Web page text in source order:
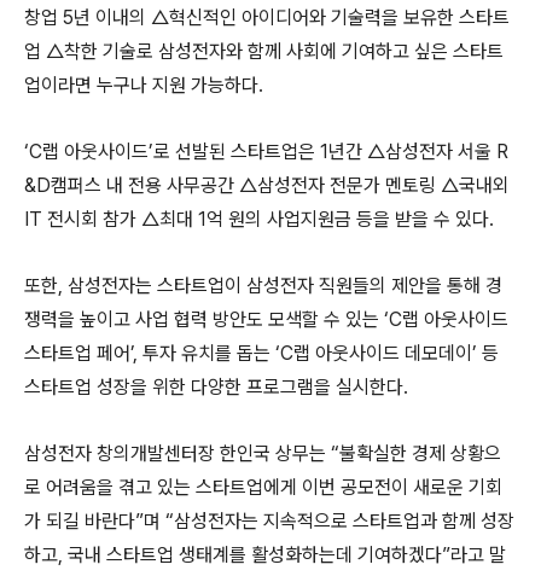
창업 5년 이내의 △혁신적인 아이디어와 기술력을 보유한 스타트
업 △착한 기술로 삼성전자와 함께 사회에 기여하고 싶은 스타트
업이라면 누구나 지원 가능하다.
‘C랩 아웃사이드’로 선발된 스타트업은 1년간 △삼성전자 서울 R
&D캠퍼스 내 전용 사무공간 △삼성전자 전문가 멘토링 △국내외
IT 전시회 참가 △최대 1억 원의 사업지원금 등을 받을 수 있다.
또한, 삼성전자는 스타트업이 삼성전자 직원들의 제안을 통해 경
쟁력을 높이고 사업 협력 방안도 모색할 수 있는 ‘C랩 아웃사이드
스타트업 페어’, 투자 유치를 돕는 ‘C랩 아웃사이드 데모데이’ 등
스타트업 성장을 위한 다양한 프로그램을 실시한다.
삼성전자 창의개발센터장 한인국 상무는 “불확실한 경제 상황으
로 어려움을 겪고 있는 스타트업에게 이번 공모전이 새로운 기회
가 되길 바란다”며 “삼성전자는 지속적으로 스타트업과 함께 성장
하고, 국내 스타트업 생태계를 활성화하는데 기여하겠다”라고 말